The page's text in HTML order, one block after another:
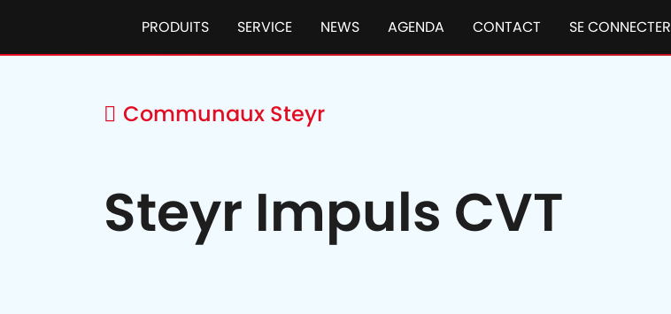
PRODUITS SERVICE NEWS AGENDA CONTACT SE CONNECTER
Communaux Steyr
Steyr Impuls CVT